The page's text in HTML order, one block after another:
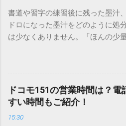
書道や習字の練習後に残った墨汁
ドロになった墨汁をどのように処
は少なくありません。「ほんの少
と、実は予期せぬトラブルを招く
一般的な生活排水とは性質が大き
水口へ流すことは環境負荷だけで
傷める可能性も高いため、非常に
墨汁を安全かつ環境に優しい方法
容器を適切に分別する方法を徹底
ドコモ151の営業時間は？電
すい時間もご紹介！
15:30